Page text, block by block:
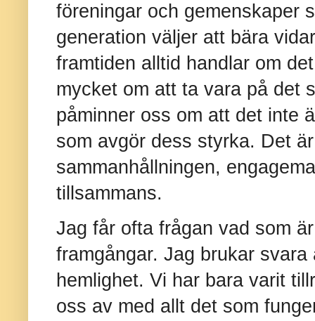
föreningar och gemenskaper
generation väljer att bära
framtiden alltid handlar om
mycket om att ta vara på det
påminner oss om att det inte
som avgör dess styrka. Det
sammanhållningen,
tillsammans.
Jag får ofta frågan vad som
framgångar. Jag brukar
hemlighet. Vi har bara varit
oss av med allt det som